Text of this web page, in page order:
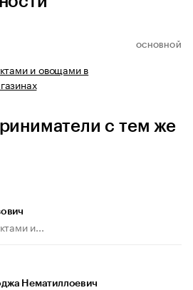
ОСНОВНОЙ
и овощами в
с тем же
и...
Нематиллоевич